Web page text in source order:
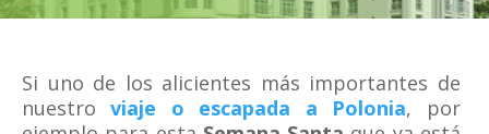
Si uno de los alicientes más importantes de
nuestroviaje o escapada a Polonia, por